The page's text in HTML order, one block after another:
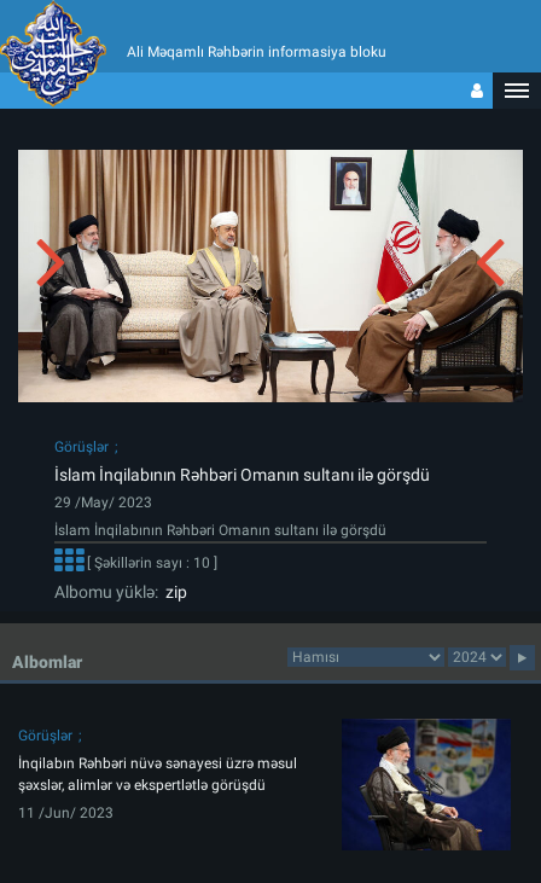
Ali Məqamlı Rəhbərin informasiya bloku
Görüşlər
İslam İnqilabının Rəhbəri Omanın sultanı ilə görşdü
29 /May/ 2023
İslam İnqilabının Rəhbəri Omanın sultanı ilə görşdü
[ Şəkillərin sayı : 10 ]
Albomu yüklə: zip
Albomlar
Görüşlər
İnqilabın Rəhbəri nüvə sənayesi üzrə məsul
şəxslər, alimlər və ekspertlətlə görüşdü
11 /Jun/ 2023